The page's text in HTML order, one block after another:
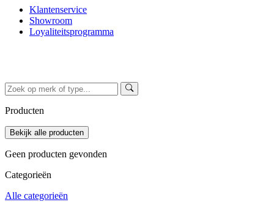
Klantenservice
Showroom
Loyaliteitsprogramma
Producten
Geen producten gevonden
Categorieën
Alle categorieën